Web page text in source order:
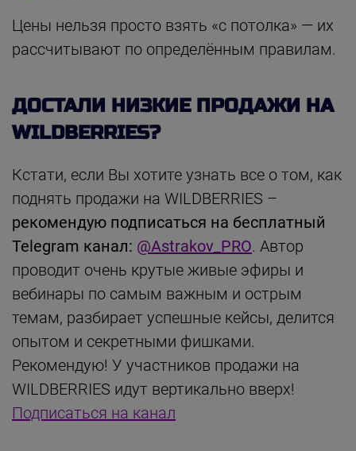
Цены нельзя просто взять «с потолка» — их
рассчитывают по определённым правилам.
ДОСТАЛИ НИЗКИЕ ПРОДАЖИ НА
WILDBERRIES?
Кстати, если Вы хотите узнать все о том, как
поднять продажи на WILDBERRIES –
рекомендую подписаться на бесплатный
Telegram канал: @Astrakov_PRO. Автор
проводит очень крутые живые эфиры и
вебинары по самым важным и острым
темам, разбирает успешные кейсы, делится
опытом и секретными фишками.
Рекомендую! У участников продажи на
WILDBERRIES идут вертикально вверх!
Подписаться на канал